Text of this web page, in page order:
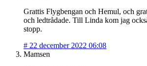
Grattis Flygbengan och Hemul, och
och ledtrådade. Till Linda kom jag
stopp.
# 22 december 2022 06:08
Mamsen